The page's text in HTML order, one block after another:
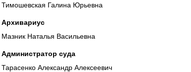
Тимошевская Галина Юрьевна
Архивариус
Мазник Наталья Васильевна
Администратор суда
Тарасенко Александр Алексеевич